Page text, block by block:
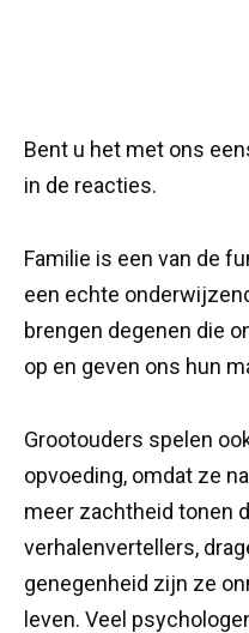
Bent u het met ons
in de reacties.
Familie is een van de
een echte
brengen degenen die
op en geven ons hun
Grootouders spelen
opvoeding, omdat ze
meer zachtheid tonen
verhalenvertellers,
genegenheid zijn ze
leven. Veel